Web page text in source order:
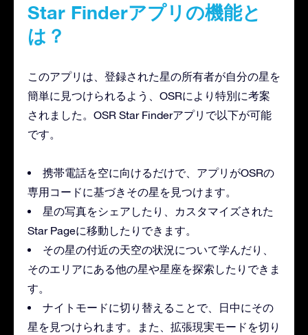
Star Finderアプリの機能と
は？
このアプリは、登録された星の所有者が自分の星を
簡単に見つけられるよう、OSRにより特別に考案
されました。OSR Star Finderアプリで以下が可能
です。
携帯電話を空に向けるだけで、アプリがOSRの
専用コードに基づきその星を見つけます。
星の写真をシェアしたり、カスタマイズされた
Star Pageに移動したりできます。
その星の付近の天空の状況について学んだり、
そのエリアにある他の星や星座を探索したりできま
す。
ナイトモードに切り替えることで、日中にその
星を見つけられます。また、拡張現実モードを切り